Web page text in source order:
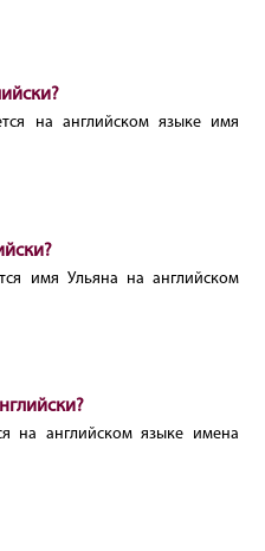
на английском языке имя
имя Ульяна на английском
на английском языке имена